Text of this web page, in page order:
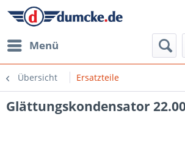
Menü
Übersicht Ersatzteile
Glättungskondensator